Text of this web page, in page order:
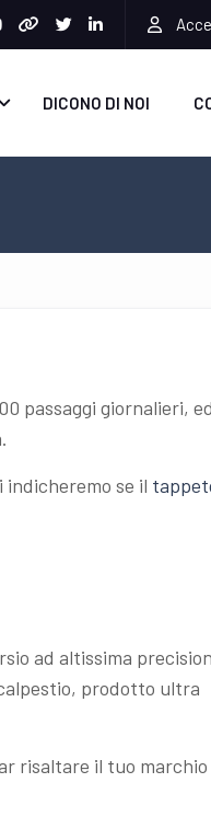
DICONO DI NOI
passaggi giornalieri,
se il
ad altissima
prodotto ultra
risaltare il tuo marchio